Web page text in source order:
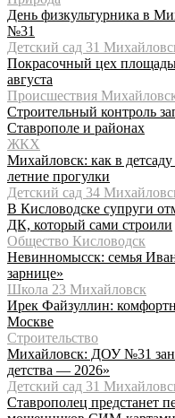
День физкультурника в
№31
Детский сад 31
Покрасочный цех
августа
Происшествия
Строительный контроль
Ставрополе и районах
ЖКХ
Михайловск: как в
летние прогулки
Детский сад 34
В Кисловодске супруги
ДК, который сами строили
Общество Кисловодск
Невинномысск: семья
зарнице»
Школа 23 Михайловск
Ирек Файзуллин:
Москве
Строительство
Михайловск: ДОУ №31
детства — 2026»
Детский сад 31
Ставрополец предстанет